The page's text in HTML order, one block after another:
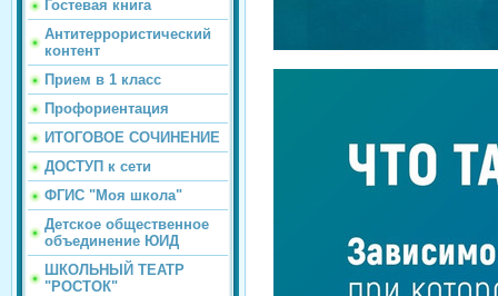
Гостевая книга
Антитеррористический
контент
Прием в 1 класс
Профориентация
ИТОГОВОЕ СОЧИНЕНИЕ
ДОСТУП к сети
ФГИС "Моя школа"
Детское общественное
объединение ЮИД
ШКОЛЬНЫЙ ТЕАТР
"РОСТОК"